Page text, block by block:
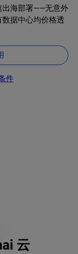
出海部署——无意外
据中心均价格透
件
云